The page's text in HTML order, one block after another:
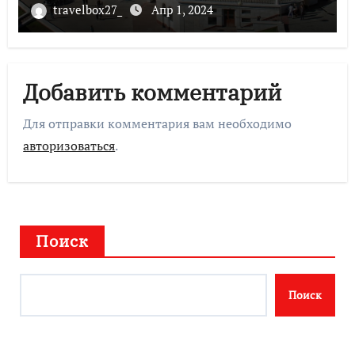
travelbox27_ Апр 1, 2024
Добавить комментарий
Для отправки комментария вам необходимо
авторизоваться.
Поиск
Поиск